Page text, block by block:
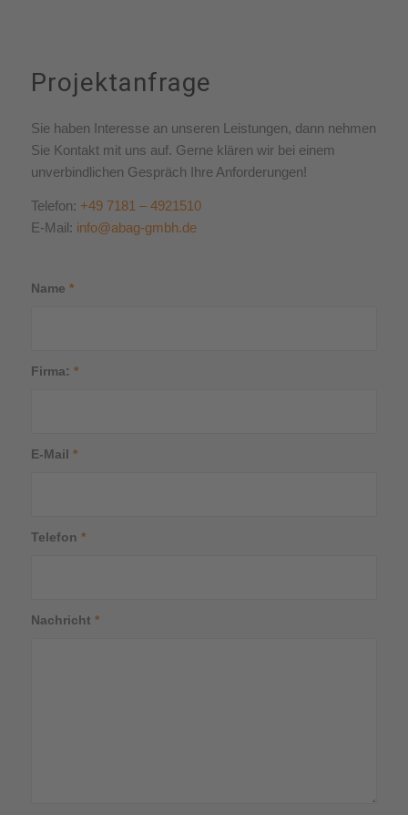
Projektanfrage
Sie haben Interesse an unseren Leistungen, dann nehmen
Sie Kontakt mit uns auf. Gerne klären wir bei einem
unverbindlichen Gespräch Ihre Anforderungen!
Telefon: +49 7181 – 4921510
E-Mail: info@abag-gmbh.de
Name *
Firma: *
E-Mail *
Telefon *
Nachricht *